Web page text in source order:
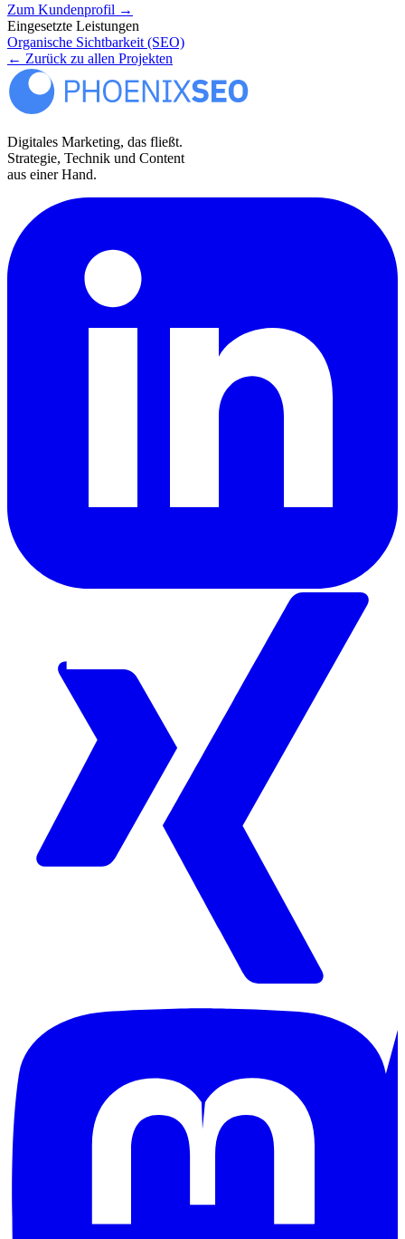
Zum Kundenprofil →
Eingesetzte Leistungen
Organische Sichtbarkeit (SEO)
← Zurück zu allen Projekten
Digitales Marketing, das fließt.
Strategie, Technik und Content
aus einer Hand.